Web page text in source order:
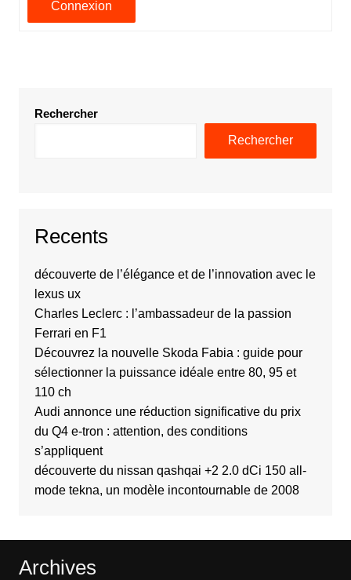
Connexion
Rechercher
Rechercher
Recents
découverte de l’élégance et de l’innovation avec le
lexus ux
Charles Leclerc : l’ambassadeur de la passion
Ferrari en F1
Découvrez la nouvelle Skoda Fabia : guide pour
sélectionner la puissance idéale entre 80, 95 et
110 ch
Audi annonce une réduction significative du prix
du Q4 e-tron : attention, des conditions
s’appliquent
découverte du nissan qashqai +2 2.0 dCi 150 all-
mode tekna, un modèle incontournable de 2008
Archives